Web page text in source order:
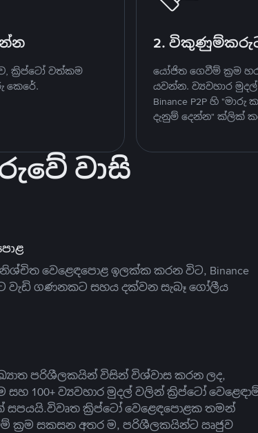
ක්‍රිප්ටෝ වත්කම
කෙරේ.
2.
යෝජිත ගෙවීම් ක්‍රම
යවන්න. ව්‍යවහාර
Binance P2P හි
දැනුම් දෙන්න" ක්ලික්
වාසි
වෙළෙඳපොළ ඉලක්ක කරන විට, Binance
වැඩි ගණනකට සහය දක්වන සැබෑ ගෝලීය
පරිශීලකයින් විසින් විශ්වාස කරන ලද,
සහ 100+ ව්‍යවහාර මුදල් වලින් ක්‍රිප්ටෝ
ක්‍රිප්ටෝ වෙළෙඳපොළක තමන්
ක්‍රම සකසන අතර ම, පරිශීලකයින්ට ඍජුව